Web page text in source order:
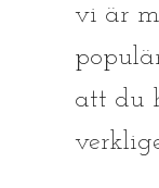
vi är
att du